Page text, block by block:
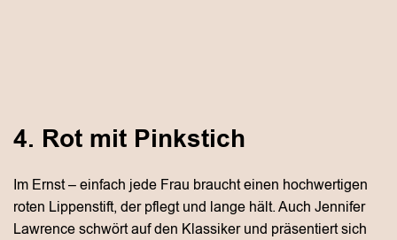
4. Rot mit Pinkstich
Im Ernst – einfach jede Frau braucht einen hochwertigen
roten Lippenstift, der pflegt und lange hält. Auch Jennifer
Lawrence schwört auf den Klassiker und präsentiert sich